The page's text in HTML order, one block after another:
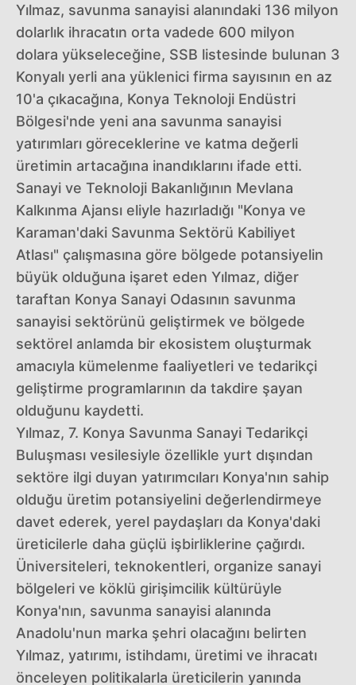
Yılmaz, savunma sanayisi alanındaki 136 milyon
dolarlık ihracatın orta vadede 600 milyon
dolara yükseleceğine, SSB listesinde bulunan 3
Konyalı yerli ana yüklenici firma sayısının en az
10'a çıkacağına, Konya Teknoloji Endüstri
Bölgesi'nde yeni ana savunma sanayisi
yatırımları göreceklerine ve katma değerli
üretimin artacağına inandıklarını ifade etti.
Sanayi ve Teknoloji Bakanlığının Mevlana
Kalkınma Ajansı eliyle hazırladığı "Konya ve
Karaman'daki Savunma Sektörü Kabiliyet
Atlası" çalışmasına göre bölgede potansiyelin
büyük olduğuna işaret eden Yılmaz, diğer
taraftan Konya Sanayi Odasının savunma
sanayisi sektörünü geliştirmek ve bölgede
sektörel anlamda bir ekosistem oluşturmak
amacıyla kümelenme faaliyetleri ve tedarikçi
geliştirme programlarının da takdire şayan
olduğunu kaydetti.
Yılmaz, 7. Konya Savunma Sanayi Tedarikçi
Buluşması vesilesiyle özellikle yurt dışından
sektöre ilgi duyan yatırımcıları Konya'nın sahip
olduğu üretim potansiyelini değerlendirmeye
davet ederek, yerel paydaşları da Konya'daki
üreticilerle daha güçlü işbirliklerine çağırdı.
Üniversiteleri, teknokentleri, organize sanayi
bölgeleri ve köklü girişimcilik kültürüyle
Konya'nın, savunma sanayisi alanında
Anadolu'nun marka şehri olacağını belirten
Yılmaz, yatırımı, istihdamı, üretimi ve ihracatı
önceleyen politikalarla üreticilerin yanında